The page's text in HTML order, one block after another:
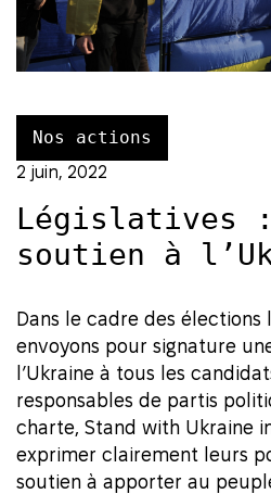
Nos actions
2 juin, 2022
Législatives
soutien à
Dans le cadre des élections
envoyons pour signature
l’Ukraine à tous les
responsables de partis
charte, Stand with Ukraine
exprimer clairement leurs
soutien à apporter au